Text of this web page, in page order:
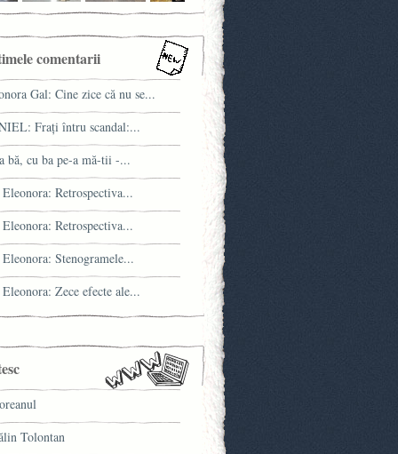
comentarii
Gal: Cine zice că nu se...
Fraţi întru scandal:...
bă, cu ba pe-a mă-tii -...
Retrospectiva...
Retrospectiva...
Stenogramele...
Zece efecte ale...
Tolontan